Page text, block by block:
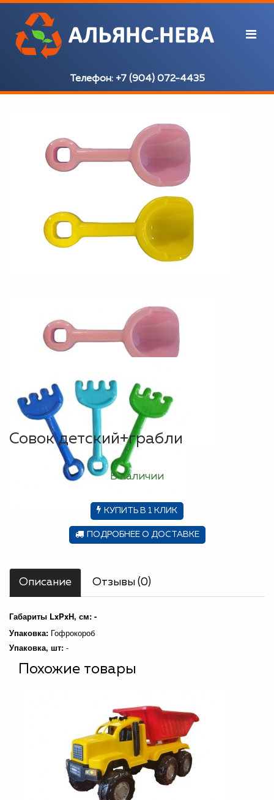
Телефон: +7 (904) 072-4435
Совок детский+грабли
В наличии
КУПИТЬ В 1 КЛИК
ПОДРОБНЕЕ О ДОСТАВКЕ
Описание Отзывы (0)
Габариты LxPxH, см: -
Упаковка: Гофрокороб
Упаковка, шт: -
Похожие товары